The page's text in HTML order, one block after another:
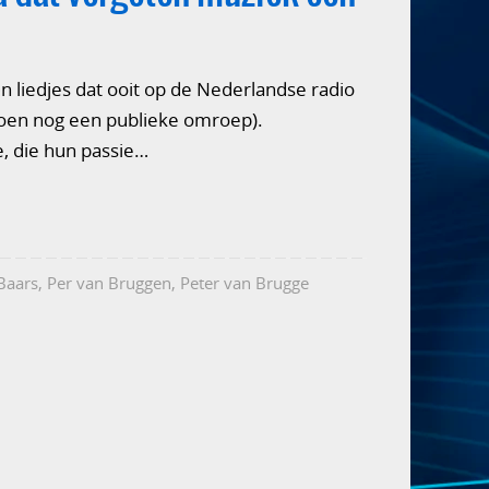
liedjes dat ooit op de Nederlandse radio
nog een publieke omroep).
die hun passie…
, Per van Bruggen, Peter van Brugge